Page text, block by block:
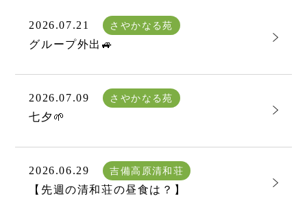
2026.07.21 さやかなる苑
グループ外出🚙
2026.07.09 さやかなる苑
七夕🌱
2026.06.29 吉備高原清和荘
【先週の清和荘の昼食は？】